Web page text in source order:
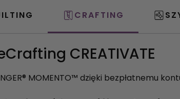
CRAFTING
CREATIVATE
MOMENTO™ dzięki bezpłatnemu